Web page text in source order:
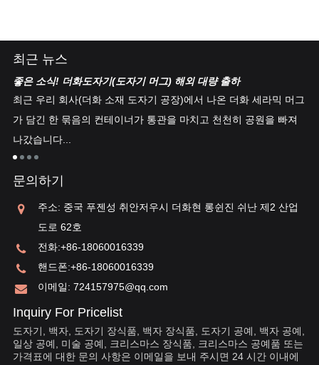
최근 뉴스
좋은 소식! 더화도자기(도자기 머그) 해외 대량 출하
최근 우리 회사(더화 소재 도자기 공장)에서 나온 더화 세라믹 머그
가 담긴 한 묶음의 컨테이너가 통관을 마치고 천천히 공원을 빠져
나갔습니다...
문의하기
주소: 중국 푸젠성 취안저우시 더화현 롱쉰진 쉬난 제2 산업
도로 62호
전화:+86-18060016339
핸드폰:+86-18060016339
이메일: 724157975@qq.com
Inquiry For Pricelist
도자기, 백자, 도자기 장식품, 백자 장식품, 도자기 공예, 백자 공예,
일상 공예, 미술 공예, 크리스마스 장식품, 크리스마스 공예품 또는
가격표에 대한 문의 사항은 이메일을 보내 주시면 24 시간 이내에